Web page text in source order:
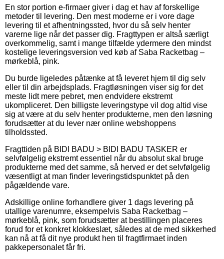
En stor portion e-firmaer giver i dag et hav af forskellige
metoder til levering. Den mest moderne er i vore dage
levering til et afhentningssted, hvor du så selv henter
varerne lige når det passer dig. Fragttypen er altså særligt
overkommelig, samt i mange tilfælde ydermere den mindst
kostelige leveringsversion ved køb af Saba Racketbag –
mørkeblå, pink.
Du burde ligeledes påtænke at få leveret hjem til dig selv
eller til din arbejdsplads. Fragtløsningen viser sig for det
meste lidt mere pebret, men endvidere ekstremt
ukompliceret. Den billigste leveringstype vil dog altid vise
sig at være at du selv henter produkterne, men den løsning
forudsætter at du lever nær online webshoppens
tilholdssted.
Fragttiden på BIDI BADU > BIDI BADU TASKER er
selvfølgelig ekstremt essentiel når du absolut skal bruge
produkterne med det samme, så herved er det selvfølgelig
væsentligt at man finder leveringstidspunktet på den
pågældende vare.
Adskillige online forhandlere giver 1 dags levering på
utallige varenumre, eksempelvis Saba Racketbag –
mørkeblå, pink, som forudsætter at bestillingen placeres
forud for et konkret klokkeslæt, således at de med sikkerhed
kan nå at få dit nye produkt hen til fragtfirmaet inden
pakkepersonalet får fri.